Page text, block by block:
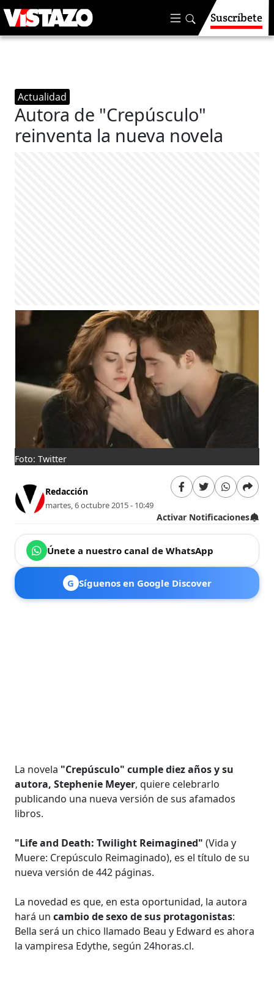
Suscríbete
Actualidad
Autora de "Crepúsculo"
reinventa la nueva novela
Foto: Twitter
Redacción
martes, 6 octubre 2015 - 10:49
Activar Notificaciones
Únete a nuestro canal de WhatsApp
G Síguenos en Google Discover
La novela "Crepúsculo" cumple diez años y su
autora, Stephenie Meyer, quiere celebrarlo
publicando una nueva versión de sus afamados
libros.
"Life and Death: Twilight Reimagined" (Vida y
Muere: Crepúsculo Reimaginado), es el título de su
nueva versión de 442 páginas.
La novedad es que, en esta oportunidad, la autora
hará uncambio de sexo de sus protagonistas:
Bella será un chico llamado Beau y Edward es ahora
la vampiresa Edythe, según 24horas.cl.